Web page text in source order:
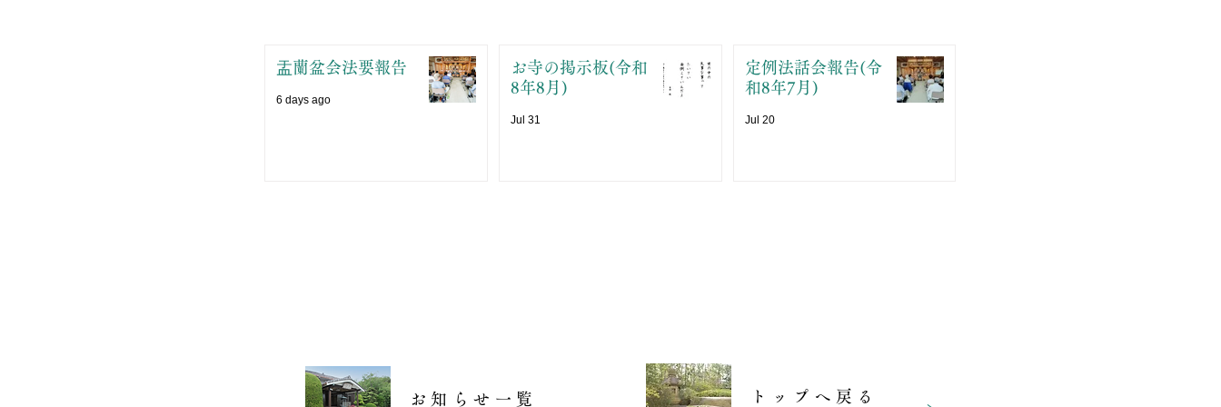
盂蘭盆会法要報告
6 days ago
お寺の掲示板(令和
8年8月)
Jul 31
定例法話会報告(令
和8年7月)
Jul 20
お知らせ一覧 トップへ戻る